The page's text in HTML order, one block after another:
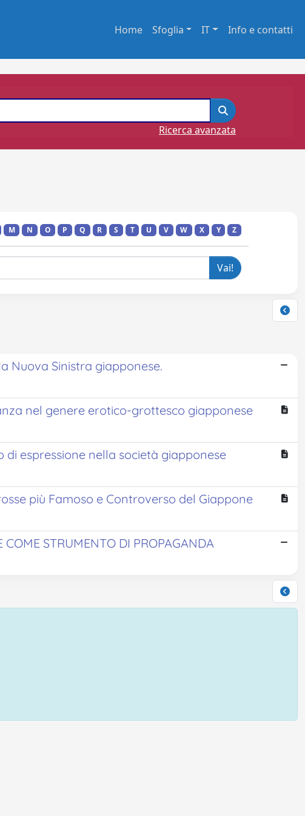
Home Sfoglia IT Info e contatti
Ricerca avanzata
M N O P Q R S T U V W X Y Z
Nuova Sinistra giapponese.
nel genere erotico-grottesco giapponese
espressione nella società giapponese
più Famoso e Controverso del Giappone
STRUMENTO DI PROPAGANDA